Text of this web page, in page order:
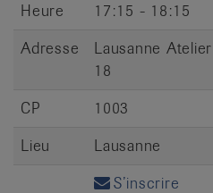
Heure
17:15 - 18:15
Adresse
Lausanne
18
CP
1003
Lieu
Lausanne
S’inscrire